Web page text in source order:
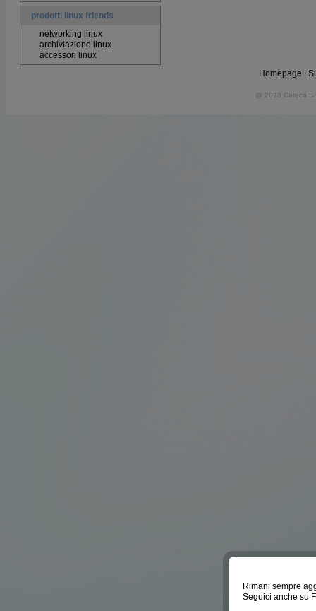
prodotti linux friends
networking linux
archiviazione linux
accessori linux
Homepage
@ 2023 Careca
Rimani sempre
Seguici anche su